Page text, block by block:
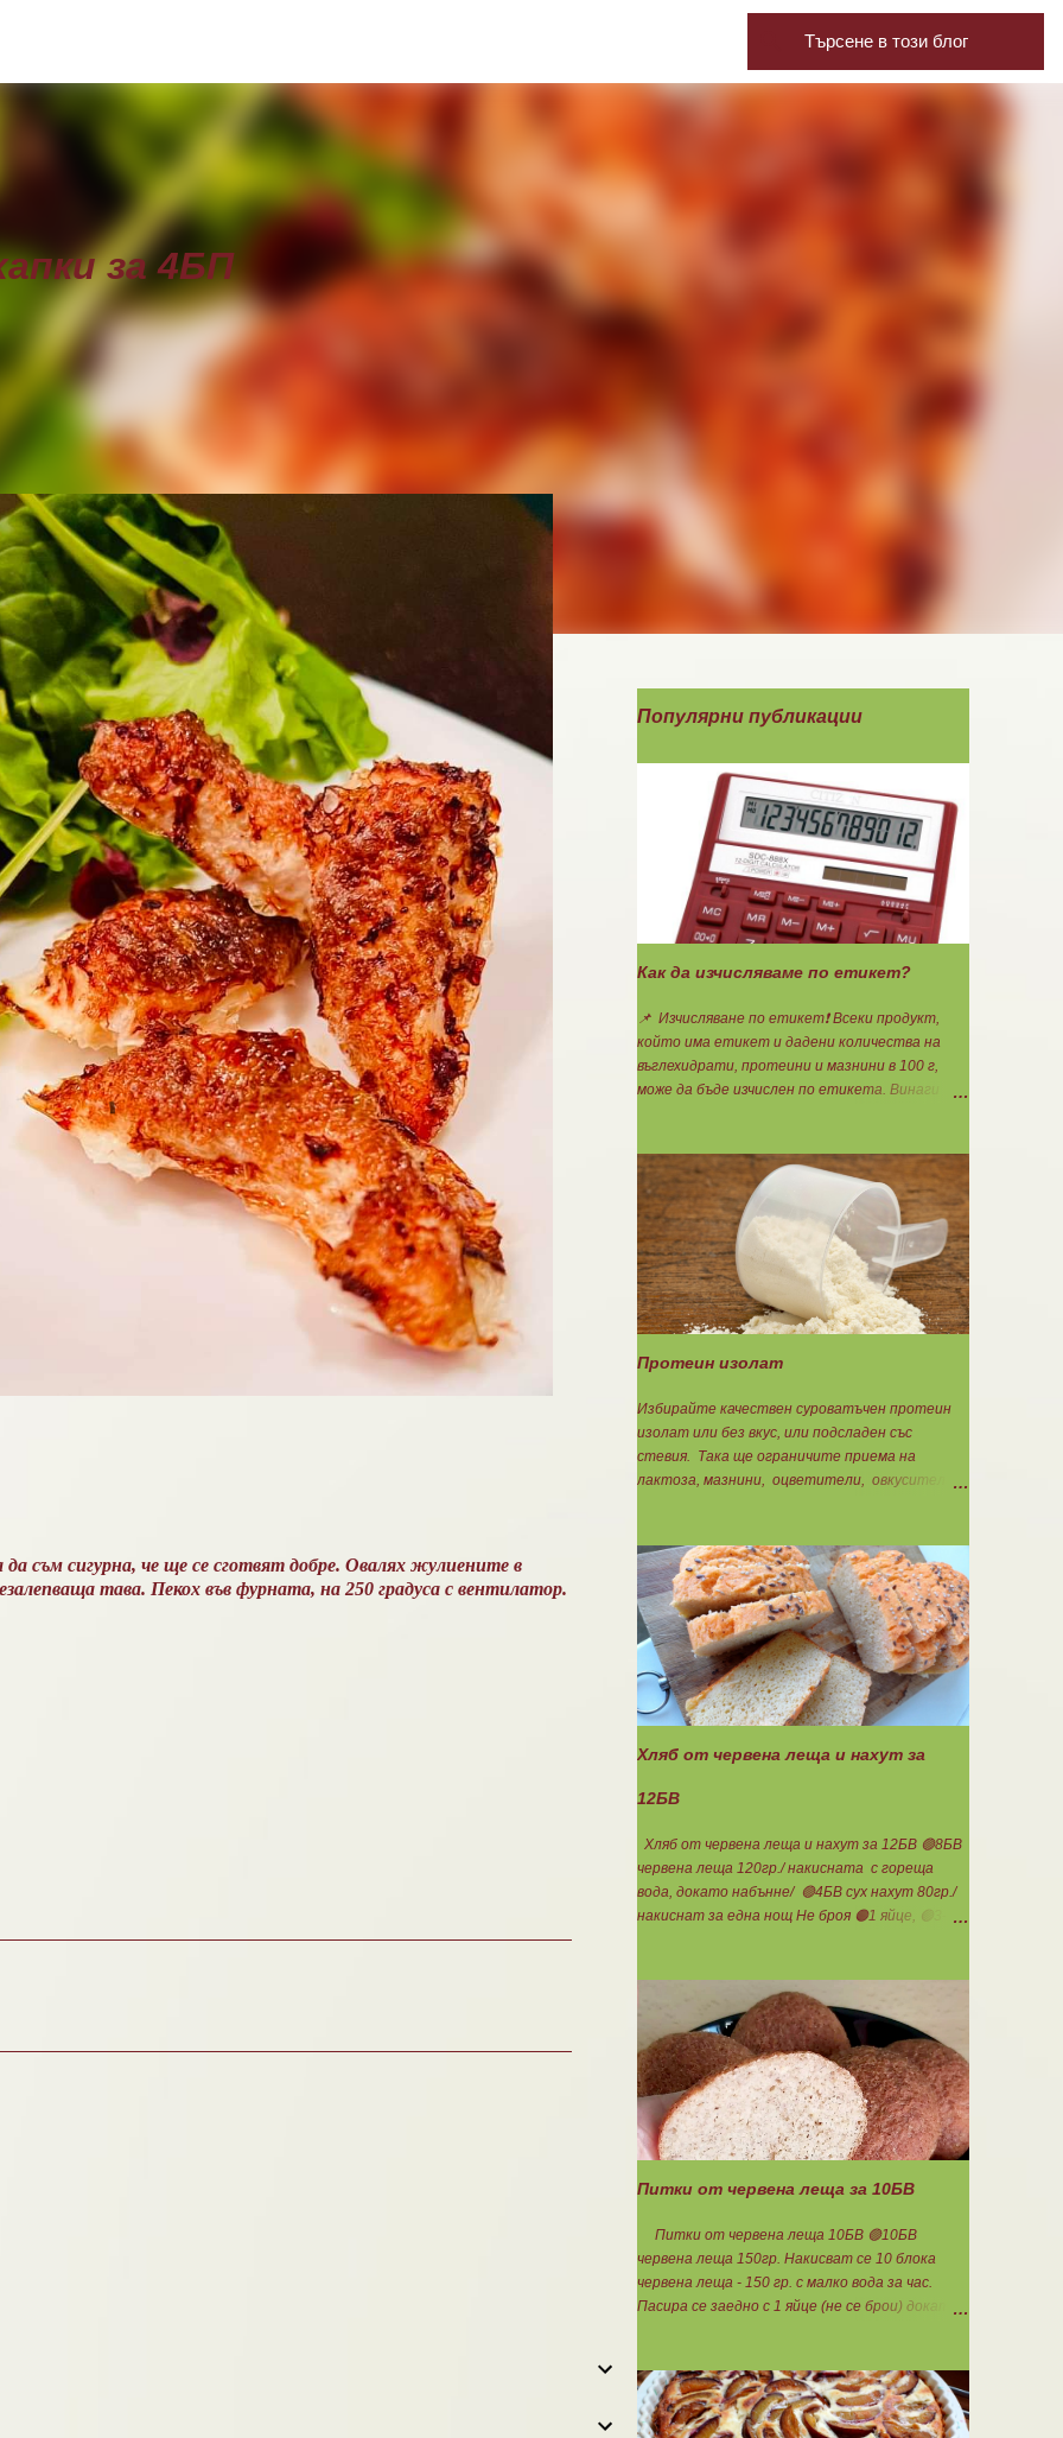
за 4БП
съм сигурна, че ще се сготвят добре. Овалях жулиените в
тава. Пекох във фурната, на 250 градуса с вентилатор.
Популярни публикации
Как да изчисляваме по етикет?
📌 Изчисляване по етикет❗ Всеки продукт,
който има етикет и дадени количества на
въглехидрати, протеини и мазнини в 100 г,
може да бъде изчислен по етикета. Винаги
етикет: Протеини: 700 : съдържанието на
протеин в 100 г = количеството протеин за 1
блок. Въглехидрати: 900 : съдържанието на
въглехидрати в 100 г = количеството
въглехидрати за 1 блок. Мазнини: 150 :
количеството мазнини в 100 г продукт =
мазнините за 1 блок.
Протеин изолат
Избирайте качествен суроватъчен протеин
изолат или без вкус, или подсладен със
стевия. Така ще ограничите приема на
лактоза, мазнини, оцветители, овкусители и
усвояване. Протеинът изолат съдържа 90%
протеин и ниски нива на мазнини. Подходящ е
за хора с лактозна непоносимост. Самата
технология на филтрация при качествените
продукти отстранява млечната захар и по
този начин се избягват проблемите със
алергии, задържане на вода, подуване на
стомаха, диария или друг тип дискомфорт.
Хляб от червена леща и нахут за
12БВ
Хляб от червена леща и нахут за 12БВ 🟢8БВ
червена леща 120гр./ накисната с гореща
вода, докато набънне/ 🟢4БВ сух нахут 80гр./
накиснат за една нощ Не броя 🟠1 яйце, 🟢3-
се на 12 филийки, всяка за 1БВ. Нека да ни е
вкусно заедно! Люси
Питки от червена леща за 10БВ
Питки от червена леща 10БВ 🟢10БВ
червена леща 150гр. Накисват се 10 блока
червена леща - 150 гр. с малко вода за час.
Пасира се заедно с 1 яйце (не се брои) докато
бакпулвер. Добавям се хуск, докато стане
много гъста смес, която може да се оформя на
топчета. Оставя се още малко, да поеме